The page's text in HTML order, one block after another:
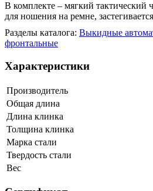
В комплекте – мягкий тактический
для ношения на ремне,
Разделы каталога: Выкидные
фронтальные
Характеристики
Производитель
Общая длина
Длина клинка
Толщина клинка
Марка стали
Твердость стали
Вес